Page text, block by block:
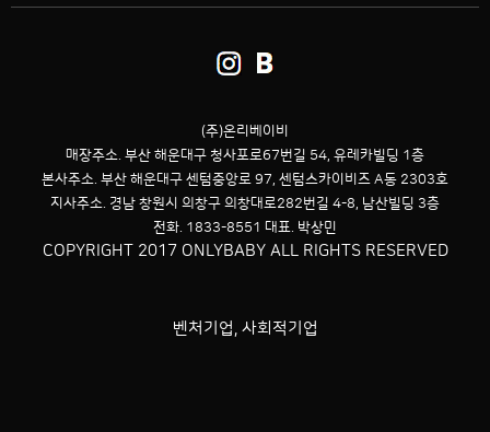
(주)온리베이비
매장주소. 부산 해운대구 청사포로67번길 54, 유레카빌딩 1층
본사주소. 부산 해운대구 센텀중앙로 97, 센텀스카이비즈 A동 2303호
지사주소. 경남 창원시 의창구 의창대로282번길 4-8, 남산빌딩 3층
전화. 1833-8551 대표. 박상민
COPYRIGHT 2017 ONLYBABY ALL RIGHTS RESERVED
벤처기업, 사회적기업